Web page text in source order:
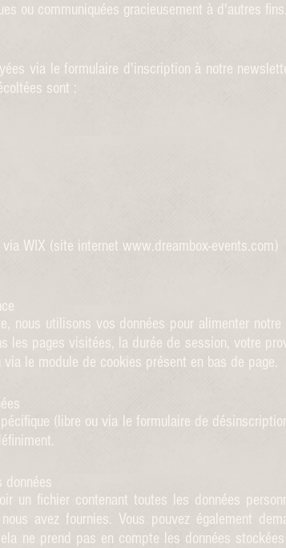
ou communiquées gracieusement à d'autres fins.
via le formulaire d'inscription à notre
sont :
WIX (site internet www.dreambox-events.com)
nous utilisons vos données pour alimenter
les pages visitées, la durée de session, votre
le module de cookies présent en bas de page.
(libre ou via le formulaire de
données
un fichier contenant toutes les données
avez fournies. Vous pouvez également
ne prend pas en compte les données